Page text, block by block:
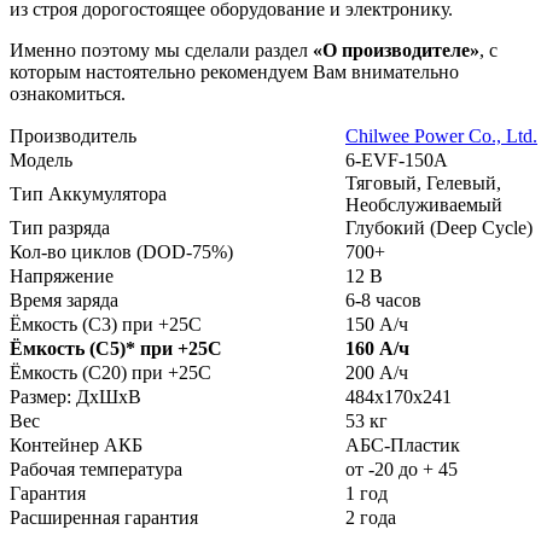
из строя дорогостоящее оборудование и электронику.
Именно поэтому мы сделали раздел «О производителе», с
которым настоятельно рекомендуем Вам внимательно
ознакомиться.
Производитель
Chilwee Power Co., Ltd.
Модель
6-EVF-150A
Тип Аккумулятора
Тяговый, Гелевый,
Необслуживаемый
Тип разряда
Глубокий (Deep Cycle)
Кол-во циклов (DOD-75%)
700+
Напряжение
12 В
Время заряда
6-8 часов
Ёмкость (С3) при +25С
150 А/ч
Ёмкость (С5)* при +25С
160 А/ч
Ёмкость (С20) при +25С
200 А/ч
Размер: ДхШхВ
484х170х241
Вес
53 кг
Контейнер АКБ
АБС-Пластик
Рабочая температура
от -20 до + 45
Гарантия
1 год
Расширенная гарантия
2 года